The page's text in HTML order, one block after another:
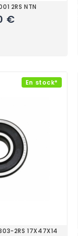
2RS NTN
€
En stock*
2RS 17X47X14